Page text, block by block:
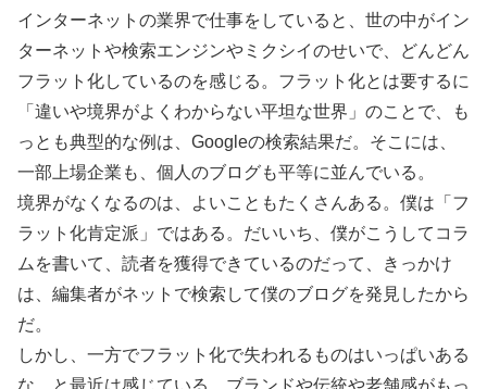
インターネットの業界で仕事をしていると、世の中がイン
ターネットや検索エンジンやミクシイのせいで、どんどん
フラット化しているのを感じる。フラット化とは要するに
「違いや境界がよくわからない平坦な世界」のことで、も
っとも典型的な例は、Googleの検索結果だ。そこには、
一部上場企業も、個人のブログも平等に並んでいる。
境界がなくなるのは、よいこともたくさんある。僕は「フ
ラット化肯定派」ではある。だいいち、僕がこうしてコラ
ムを書いて、読者を獲得できているのだって、きっかけ
は、編集者がネットで検索して僕のブログを発見したから
だ。
しかし、一方でフラット化で失われるものはいっぱいある
な、と最近は感じている。ブランドや伝統や老舗感がもっ